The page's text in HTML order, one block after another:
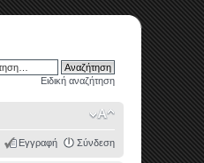
Ειδική αναζήτηση
Εγγραφή Σύνδεση